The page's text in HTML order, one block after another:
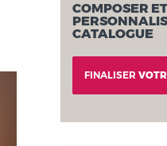
COMPOSER ET
CATALOGUE
FINALISER